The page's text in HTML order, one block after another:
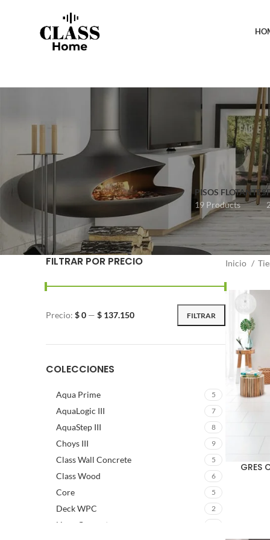
PISOS FLOTANTES
19 Products
FILTRAR POR PRECIO
FILTRAR
Precio: $ 0 — $ 137.150
COLECCIONES
Aqua Prime 5
AquaLogic III 7
AquaStep III 8
Choys III 9
Class Wall Concrete 5
Class Wood 6
Core 5
Deck WPC 2
Linea Concrete
Inicio
GRES